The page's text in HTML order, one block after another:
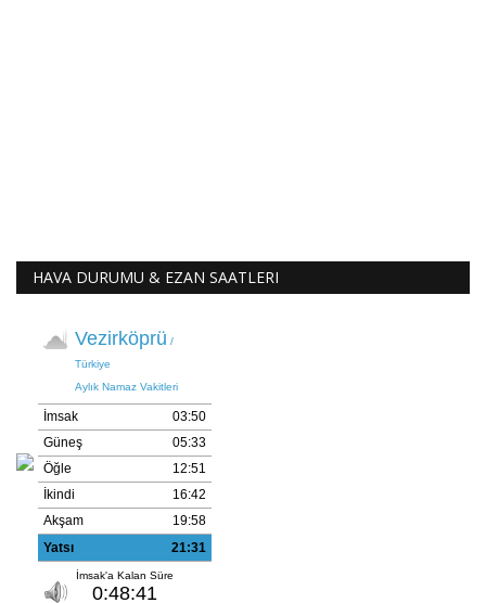
HAVA DURUMU & EZAN SAATLERI